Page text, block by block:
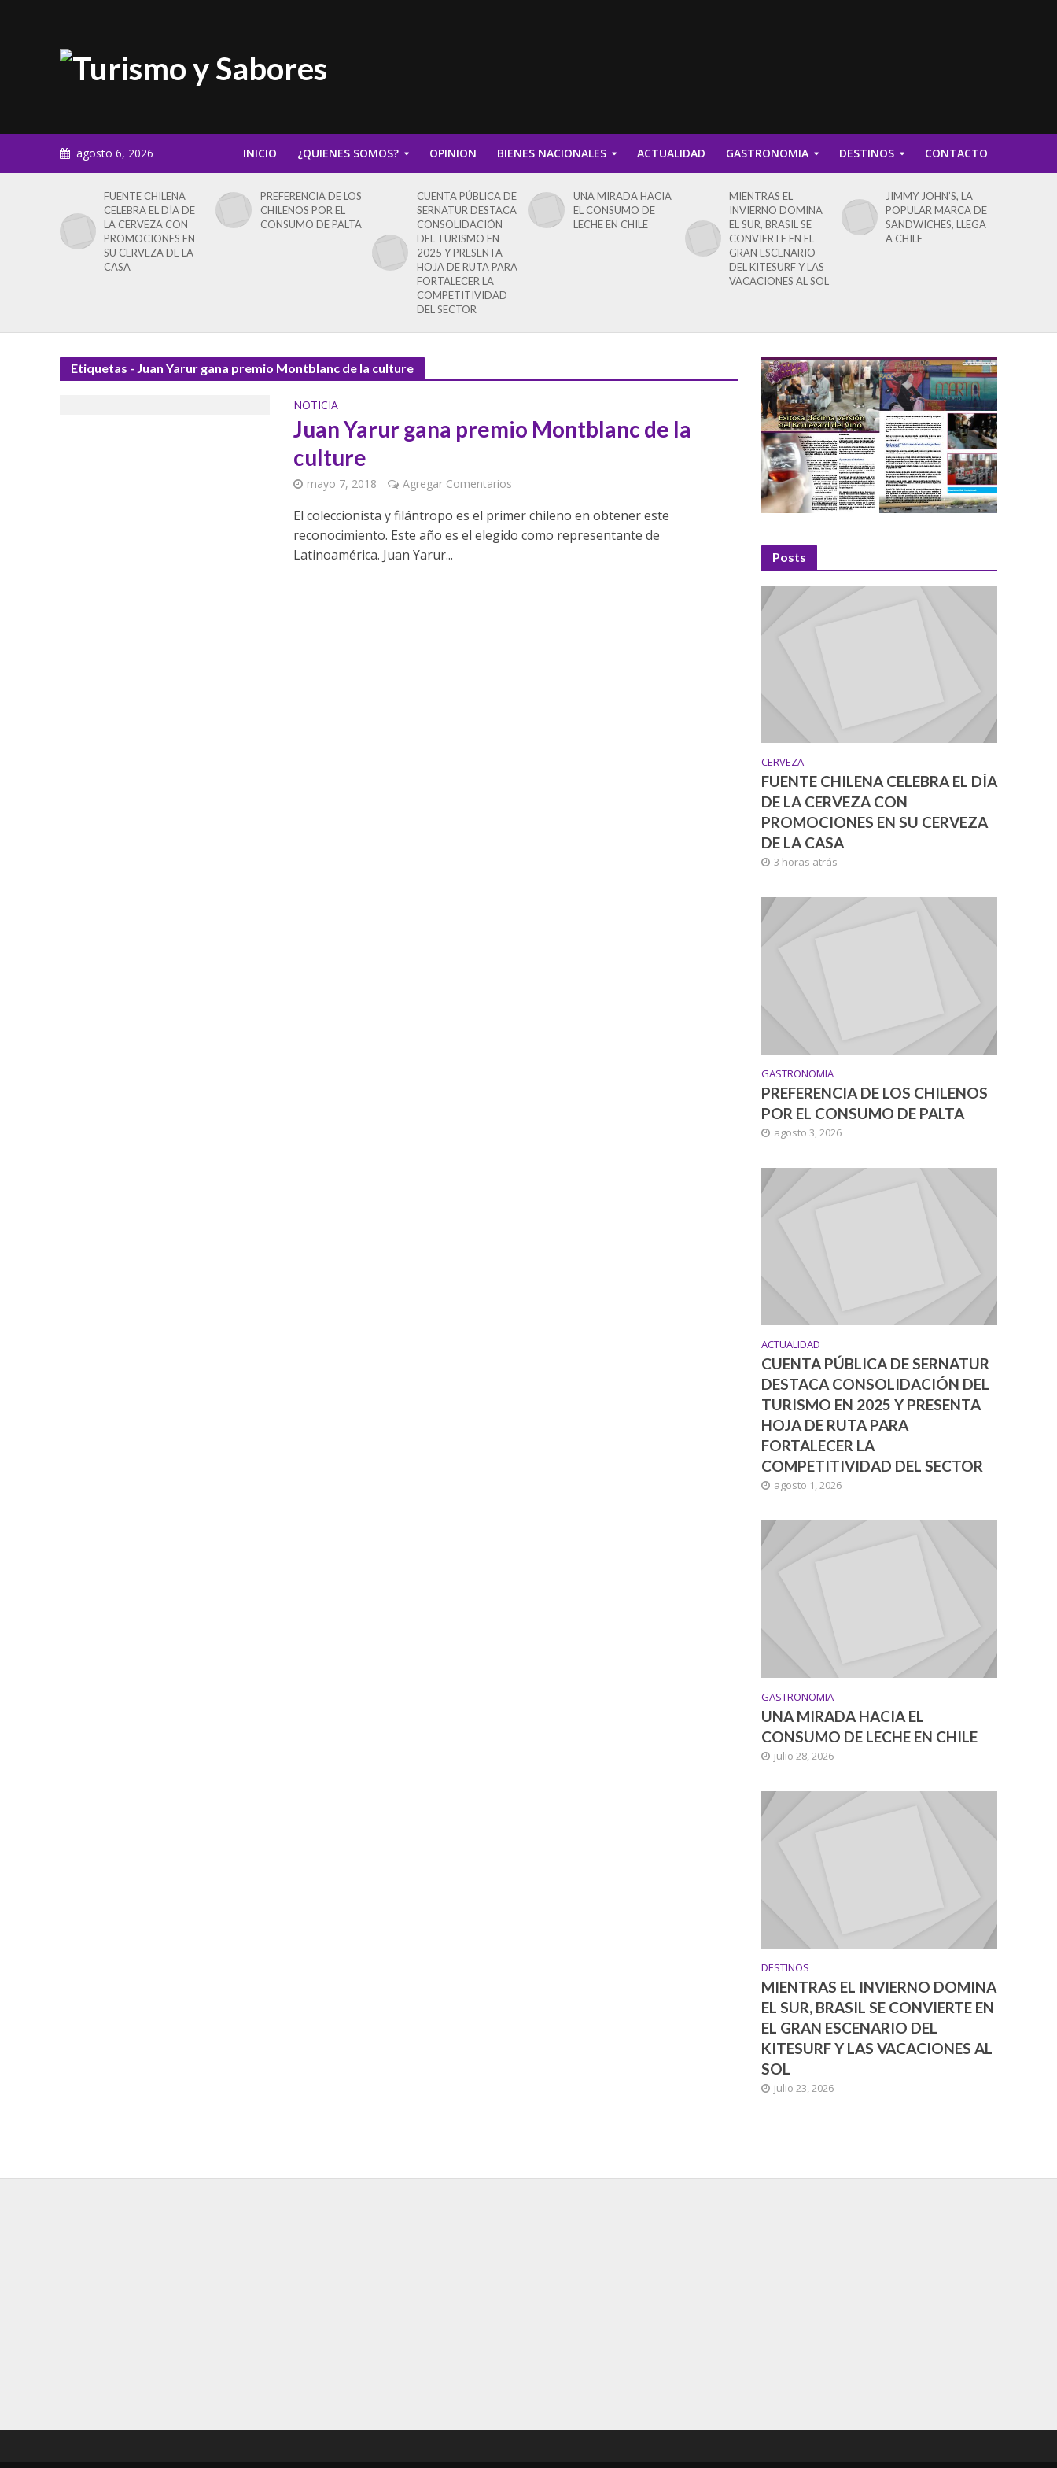
agosto 6, 2026 INICIO ¿QUIENES SOMOS? OPINION BIENES NACIONALES ACTUALIDAD GASTRONOMIA DESTINOS CONTACTO
FUENTE CHILENA
CELEBRA EL DÍA DE
LA CERVEZA CON
PROMOCIONES EN
SU CERVEZA DE LA
CASA
PREFERENCIA DE LOS
CHILENOS POR EL
CONSUMO DE PALTA
CUENTA PÚBLICA DE
SERNATUR DESTACA
CONSOLIDACIÓN
DEL TURISMO EN
2025 Y PRESENTA
HOJA DE RUTA PARA
FORTALECER LA
COMPETITIVIDAD
DEL SECTOR
UNA MIRADA HACIA
EL CONSUMO DE
LECHE EN CHILE
MIENTRAS EL
INVIERNO DOMINA
EL SUR, BRASIL SE
CONVIERTE EN EL
GRAN ESCENARIO
DEL KITESURF Y LAS
VACACIONES AL SOL
JIMMY JOHN’S, LA
POPULAR MARCA DE
SANDWICHES, LLEGA
A CHILE
Etiquetas - Juan Yarur gana premio Montblanc de la culture
NOTICIA
Juan Yarur gana premio Montblanc de la
culture
mayo 7, 2018 Agregar Comentarios
El coleccionista y filántropo es el primer chileno en obtener este
reconocimiento. Este año es el elegido como representante de
Latinoamérica. Juan Yarur...
Posts
CERVEZA
FUENTE CHILENA CELEBRA EL DÍA
DE LA CERVEZA CON
PROMOCIONES EN SU CERVEZA
DE LA CASA
3 horas atrás
GASTRONOMIA
PREFERENCIA DE LOS CHILENOS
POR EL CONSUMO DE PALTA
agosto 3, 2026
ACTUALIDAD
CUENTA PÚBLICA DE SERNATUR
DESTACA CONSOLIDACIÓN DEL
TURISMO EN 2025 Y PRESENTA
HOJA DE RUTA PARA
FORTALECER LA
COMPETITIVIDAD DEL SECTOR
agosto 1, 2026
GASTRONOMIA
UNA MIRADA HACIA EL
CONSUMO DE LECHE EN CHILE
julio 28, 2026
DESTINOS
MIENTRAS EL INVIERNO DOMINA
EL SUR, BRASIL SE CONVIERTE EN
EL GRAN ESCENARIO DEL
KITESURF Y LAS VACACIONES AL
SOL
julio 23, 2026